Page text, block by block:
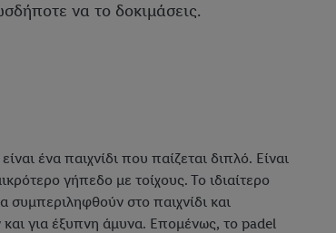
να το δοκιμάσεις.
ένα παιχνίδι που παίζεται διπλό. Είναι
γήπεδο με τοίχους. Το ιδιαίτερο
συμπεριληφθούν στο παιχνίδι και
για έξυπνη άμυνα. Επομένως, το padel